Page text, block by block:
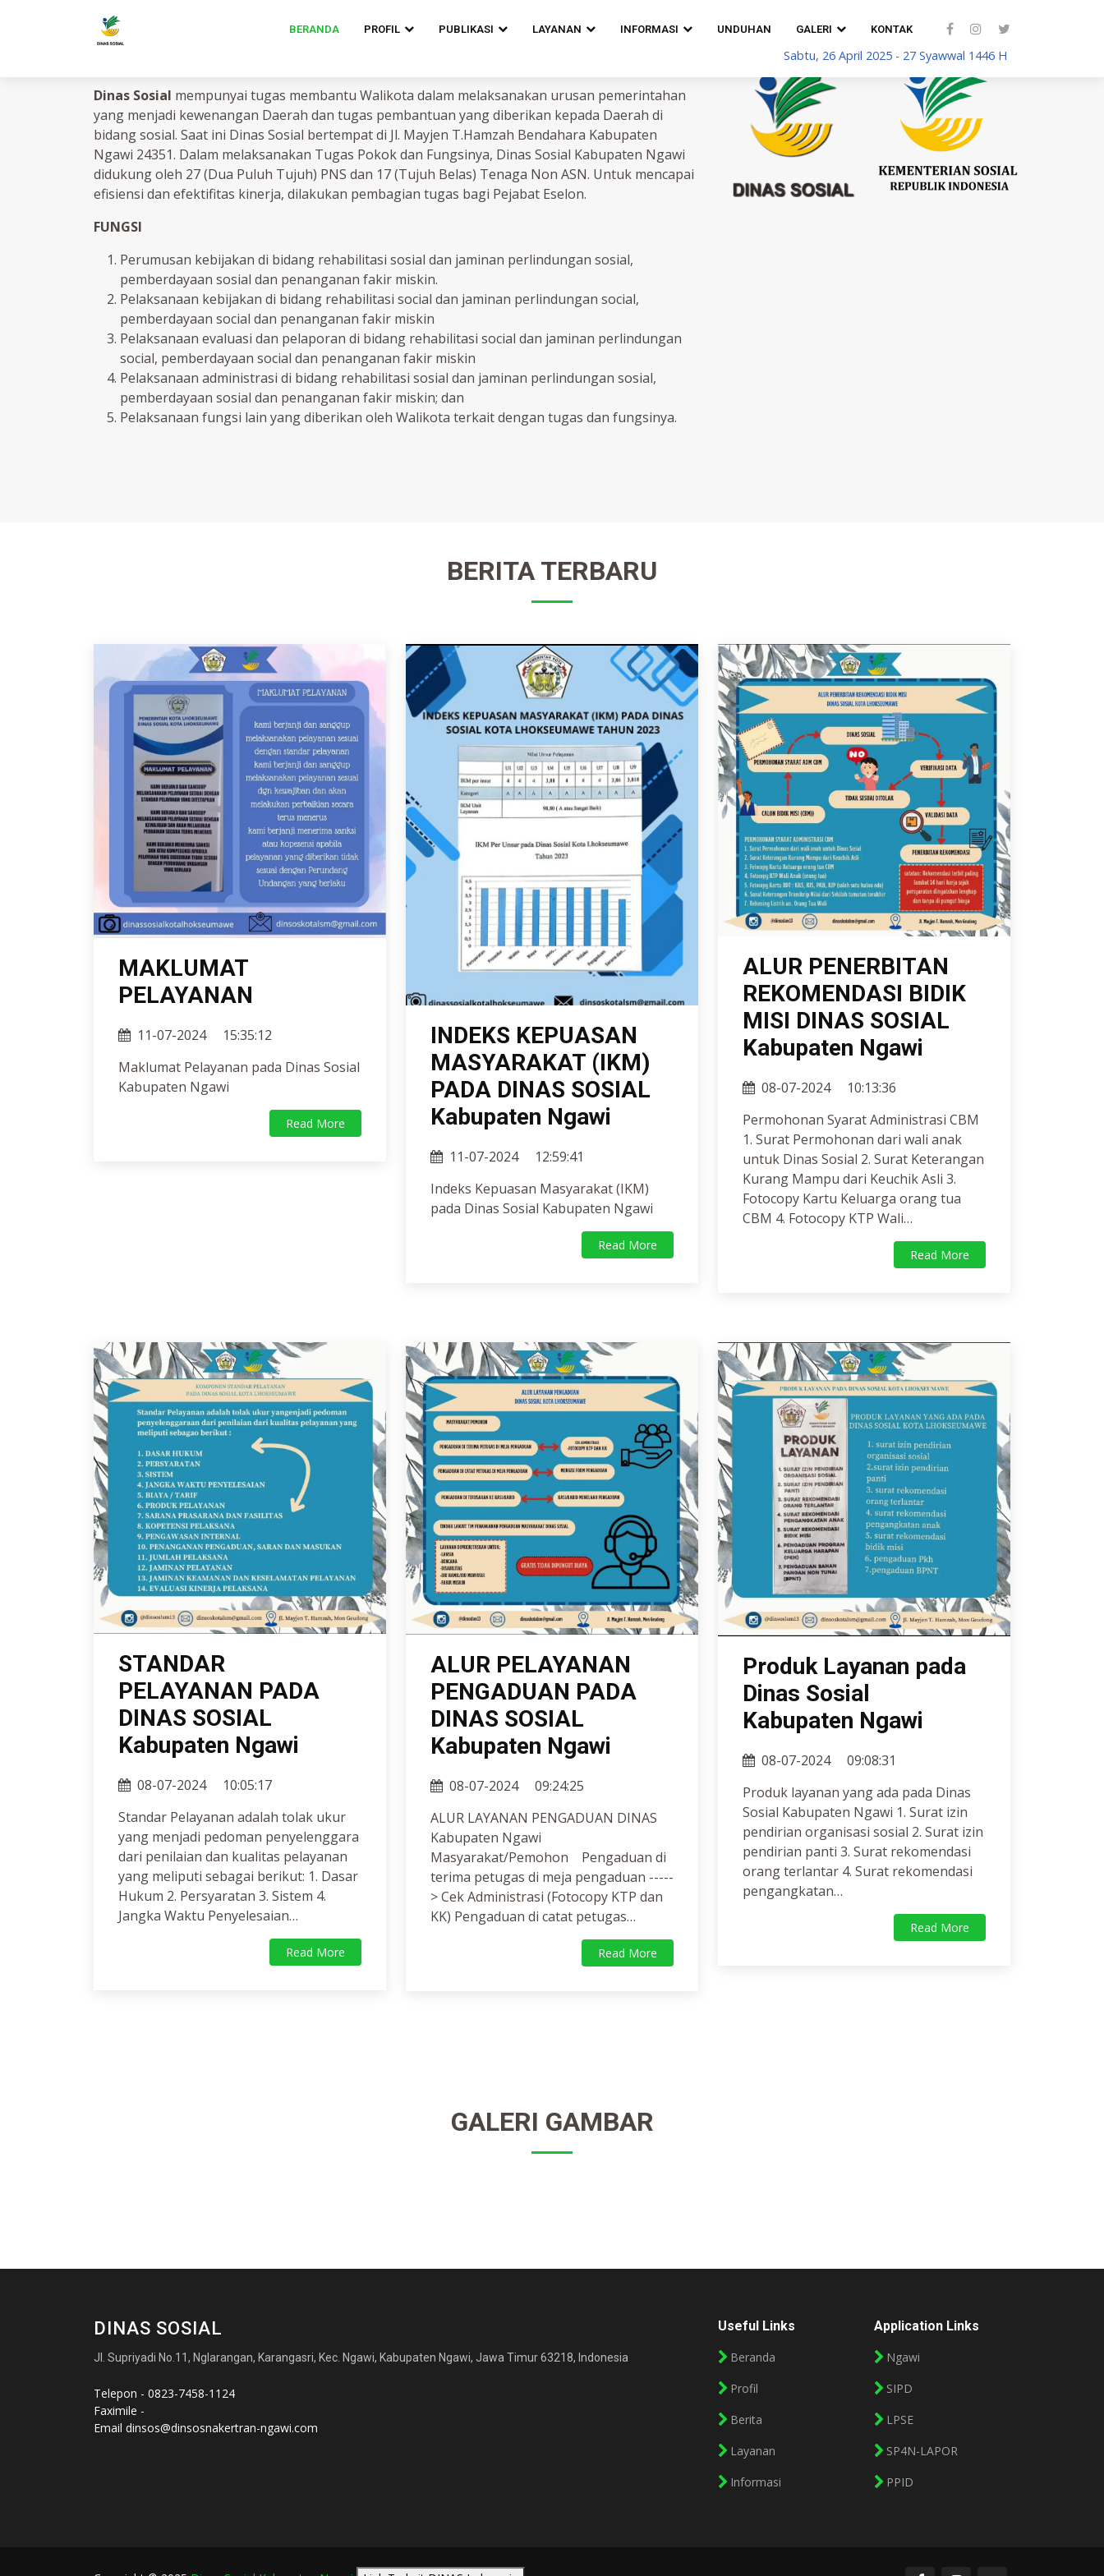
BERANDA PROFIL PUBLIKASI LAYANAN INFORMASI UNDUHAN GALERI KONTAK
Sabtu, 26 April 2025 - 27 Syawwal 1446 H
Dinas Sosial mempunyai tugas membantu Walikota dalam melaksanakan urusan pemerintahan
yang menjadi kewenangan Daerah dan tugas pembantuan yang diberikan kepada Daerah di
bidang sosial. Saat ini Dinas Sosial bertempat di Jl. Mayjen T.Hamzah Bendahara Kabupaten
Ngawi 24351. Dalam melaksanakan Tugas Pokok dan Fungsinya, Dinas Sosial Kabupaten Ngawi
didukung oleh 27 (Dua Puluh Tujuh) PNS dan 17 (Tujuh Belas) Tenaga Non ASN. Untuk mencapai
efisiensi dan efektifitas kinerja, dilakukan pembagian tugas bagi Pejabat Eselon.
FUNGSI
Perumusan kebijakan di bidang rehabilitasi sosial dan jaminan perlindungan sosial,
pemberdayaan sosial dan penanganan fakir miskin.
Pelaksanaan kebijakan di bidang rehabilitasi social dan jaminan perlindungan social,
pemberdayaan social dan penanganan fakir miskin
Pelaksanaan evaluasi dan pelaporan di bidang rehabilitasi social dan jaminan perlindungan
social, pemberdayaan social dan penanganan fakir miskin
Pelaksanaan administrasi di bidang rehabilitasi sosial dan jaminan perlindungan sosial,
pemberdayaan sosial dan penanganan fakir miskin; dan
Pelaksanaan fungsi lain yang diberikan oleh Walikota terkait dengan tugas dan fungsinya.
BERITA TERBARU
MAKLUMAT
PELAYANAN
11-07-2024
15:35:12
Maklumat Pelayanan pada Dinas Sosial
Kabupaten Ngawi
Read More
INDEKS KEPUASAN
MASYARAKAT (IKM)
PADA DINAS SOSIAL
Kabupaten Ngawi
11-07-2024
12:59:41
Indeks Kepuasan Masyarakat (IKM)
pada Dinas Sosial Kabupaten Ngawi
Read More
ALUR PENERBITAN
REKOMENDASI BIDIK
MISI DINAS SOSIAL
Kabupaten Ngawi
08-07-2024
10:13:36
Permohonan Syarat Administrasi CBM
1. Surat Permohonan dari wali anak
untuk Dinas Sosial 2. Surat Keterangan
Kurang Mampu dari Keuchik Asli 3.
Fotocopy Kartu Keluarga orang tua
CBM 4. Fotocopy KTP Wali…
Read More
STANDAR
PELAYANAN PADA
DINAS SOSIAL
Kabupaten Ngawi
08-07-2024
10:05:17
Standar Pelayanan adalah tolak ukur
yang menjadi pedoman penyelenggara
dari penilaian dan kualitas pelayanan
yang meliputi sebagai berikut: 1. Dasar
Hukum 2. Persyaratan 3. Sistem 4.
Jangka Waktu Penyelesaian…
Read More
ALUR PELAYANAN
PENGADUAN PADA
DINAS SOSIAL
Kabupaten Ngawi
08-07-2024
09:24:25
ALUR LAYANAN PENGADUAN DINAS
Kabupaten Ngawi
Masyarakat/Pemohon Pengaduan di
terima petugas di meja pengaduan -----
> Cek Administrasi (Fotocopy KTP dan
KK) Pengaduan di catat petugas…
Read More
Produk Layanan pada
Dinas Sosial
Kabupaten Ngawi
08-07-2024
09:08:31
Produk layanan yang ada pada Dinas
Sosial Kabupaten Ngawi 1. Surat izin
pendirian organisasi sosial 2. Surat izin
pendirian panti 3. Surat rekomendasi
orang terlantar 4. Surat rekomendasi
pengangkatan…
Read More
GALERI GAMBAR
DINAS SOSIAL
Jl. Supriyadi No.11, Nglarangan, Karangasri, Kec. Ngawi, Kabupaten Ngawi, Jawa Timur 63218, Indonesia
Telepon - 0823-7458-1124
Faximile -
Email dinsos@dinsosnakertran-ngawi.com
Useful Links
Beranda
Profil
Berita
Layanan
Informasi
Application Links
Ngawi
SIPD
LPSE
SP4N-LAPOR
PPID